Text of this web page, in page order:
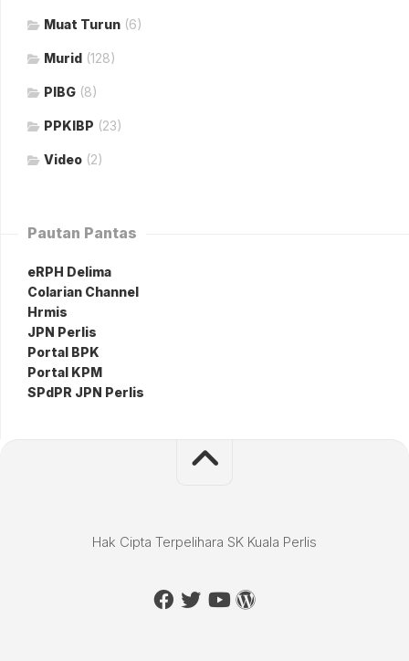
Muat Turun (6)
Murid (128)
PIBG (8)
PPKIBP (23)
Video (2)
Pautan Pantas
eRPH Delima
Colarian Channel
Hrmis
JPN Perlis
Portal BPK
Portal KPM
SPdPR JPN Perlis
Hak Cipta Terpelihara SK Kuala Perlis